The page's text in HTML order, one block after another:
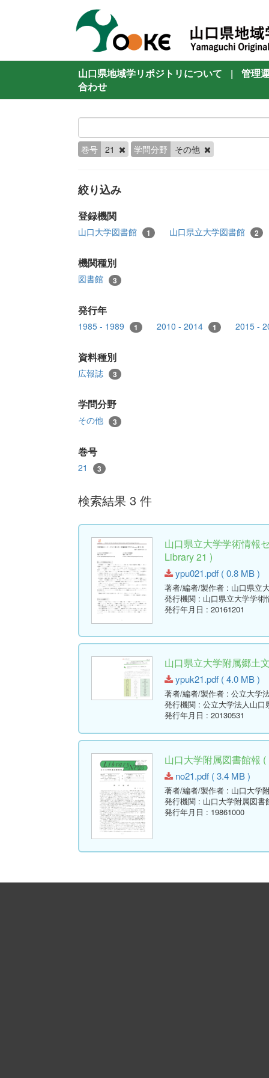
山口県地域学リポジトリについて |
管理
合わせ
巻号 21 学問分野 その他
絞り込み
登録機関
山口大学図書館 1 山口県立大学図書館 2
機関種別
図書館 3
発行年
1985 - 1989 1 2010 - 2014 1 2015 -
資料種別
広報誌 3
学問分野
その他 3
巻号
21 3
検索結果 3 件
山口県立大学学術情報
Library 21 )
ypu021.pdf ( 0.8 MB )
著者/編者/製作者 : 山口県立
発行機関 : 山口県立大学学術
発行年月日 : 20161201
山口県立大学附属郷土
ypuk21.pdf ( 4.0 MB )
著者/編者/製作者 : 公立大学
発行機関 : 公立大学法人山口
発行年月日 : 20130531
山口大学附属図書館報
no21.pdf ( 3.4 MB )
著者/編者/製作者 : 山口大学
発行機関 : 山口大学附属図書
発行年月日 : 19861000